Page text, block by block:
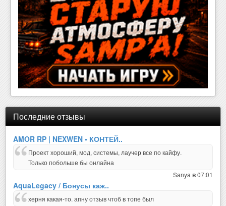
Последние отзывы
AMOR RP | NEXWEN • КОНТЕЙ..
Проект хороший, мод, системы, лаучер все по кайфу.
Только побольше бы онлайна
Sanya в07:01
AquaLegacy / Бонусы каж..
херня какая-то. апну отзыв чтоб в топе был